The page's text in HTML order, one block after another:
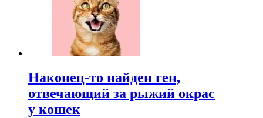
Наконец-то найден ген,
отвечающий за рыжий окрас
у кошек